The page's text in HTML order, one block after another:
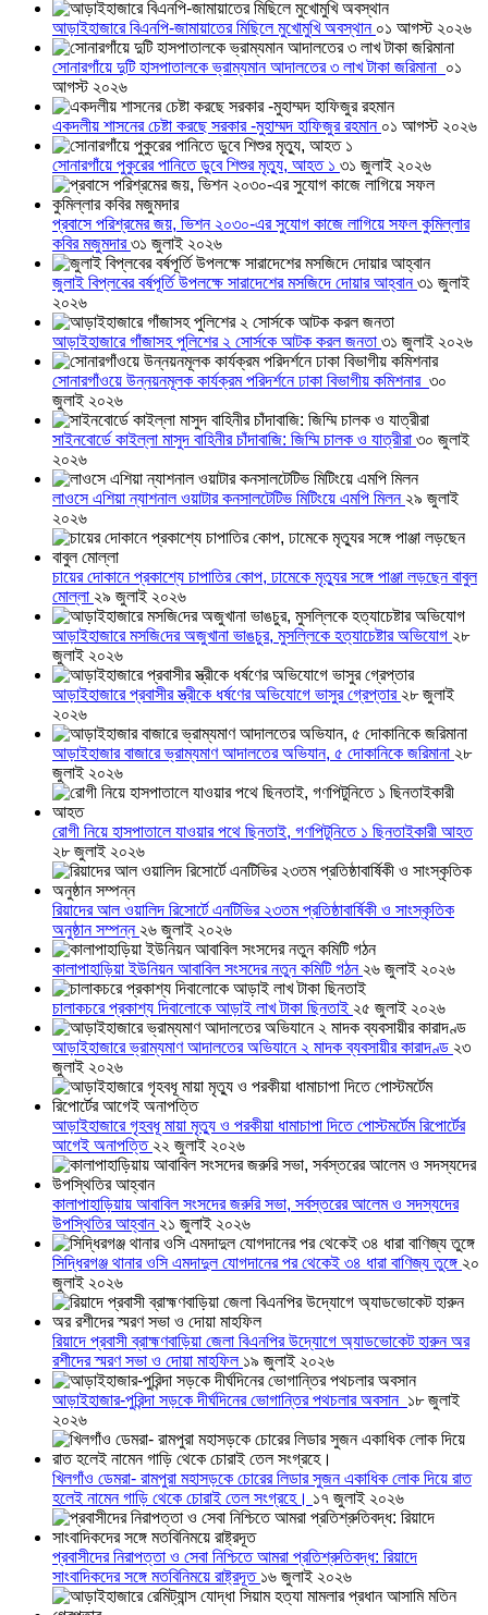
আড়াইহাজারে বিএনপি-জামায়াতের মিছিলে মুখোমুখি অবস্থান ০১ আগস্ট ২০২৬
সোনারগাঁয়ে দুটি হাসপাতালকে ভ্রাম্যমান আদালতের ৩ লাখ টাকা জরিমানা ০১
আগস্ট ২০২৬
একদলীয় শাসনের চেষ্টা করছে সরকার -মুহাম্মদ হাফিজুর রহমান ০১ আগস্ট ২০২৬
সোনারগাঁয়ে পুকুরের পানিতে ডুবে শিশুর মৃত্যু, আহত ১ ৩১ জুলাই ২০২৬
প্রবাসে পরিশ্রমের জয়, ভিশন ২০৩০-এর সুযোগ কাজে লাগিয়ে সফল কুমিল্লার
কবির মজুমদার৩১ জুলাই ২০২৬
জুলাই বিপ্লবের বর্ষপূর্তি উপলক্ষে সারাদেশের মসজিদে দোয়ার আহ্বান৩১ জুলাই
২০২৬
আড়াইহাজারে গাঁজাসহ পুলিশের ২ সোর্সকে আটক করল জনতা ৩১ জুলাই ২০২৬
সোনারগাঁওয়ে উন্নয়নমূলক কার্যক্রম পরিদর্শনে ঢাকা বিভাগীয় কমিশনার ৩০
জুলাই ২০২৬
সাইনবোর্ডে কাইল্লা মাসুদ বাহিনীর চাঁদাবাজি: জিম্মি চালক ও যাত্রীরা ৩০ জুলাই
২০২৬
লাওসে এশিয়া ন্যাশনাল ওয়াটার কনসালটেটিভ মিটিংয়ে এমপি মিলন ২৯ জুলাই
২০২৬
চায়ের দোকানে প্রকাশ্যে চাপাতির কোপ, ঢামেকে মৃত্যুর সঙ্গে পাঞ্জা লড়ছেন বাবুল
মোল্লা ২৯ জুলাই ২০২৬
আড়াইহাজারে মস‌জি‌দের অজুখানা ভাঙচুর, মুসল্লিকে হত্যাচেষ্টার অভিযোগ ২৮
জুলাই ২০২৬
আড়াইহাজারে প্রবাসীর স্ত্রীকে ধর্ষণের অভিযোগে ভাসুর গ্রেপ্তার ২৮ জুলাই
২০২৬
আড়াইহাজার বাজারে ভ্রাম্যমাণ আদালতের অভিযান, ৫ দোকানিকে জরিমানা ২৮
জুলাই ২০২৬
রোগী নিয়ে হাসপাতালে যাওয়ার পথে ছিনতাই, গণপিটুনিতে ১ ছিনতাইকারী আহত
২৮ জুলাই ২০২৬
রিয়াদের আল ওয়ালিদ রিসোর্টে এনটিভির ২৩তম প্রতিষ্ঠাবার্ষিকী ও সাংস্কৃতিক
অনুষ্ঠান সম্পন্ন ২৬ জুলাই ২০২৬
কালাপাহাড়িয়া ইউনিয়ন আবাবিল সংসদের নতুন কমিটি গঠন ২৬ জুলাই ২০২৬
চালাকচরে প্রকাশ্য দিবালোকে আড়াই লাখ টাকা ছিনতাই ২৫ জুলাই ২০২৬
আড়াইহাজারে ভ্রাম্যমাণ আদালতের অভিযানে ২ মাদক ব্যবসায়ীর কারাদণ্ড ২৩
জুলাই ২০২৬
আড়াইহাজারে গৃহবধূ মায়া মৃত্যু ও পরকীয়া ধামাচাপা দিতে পোস্টমর্টেম রিপোর্টের
আগেই অনাপত্তি ২২ জুলাই ২০২৬
কালাপাহাড়িয়ায় আবাবিল সংসদের জরুরি সভা, সর্বস্তরের আলেম ও সদস্যদের
উপস্থিতির আহ্বান ২১ জুলাই ২০২৬
সিদ্ধিরগঞ্জ থানার ওসি এমদাদুল যোগদানের পর থেকেই ৩৪ ধারা বাণিজ্য তুঙ্গে ২০
জুলাই ২০২৬
রিয়াদে প্রবাসী ব্রাহ্মণবাড়িয়া জেলা বিএনপির উদ্যোগে অ্যাডভোকেট হারুন অর
রশীদের স্মরণ সভা ও দোয়া মাহফিল ১৯ জুলাই ২০২৬
আড়াইহাজার-পুরিন্দা সড়কে দীর্ঘদিনের ভোগান্তির পথচলার অবসান ১৮ জুলাই
২০২৬
খিলগাঁও ডেমরা- রামপুরা মহাসড়কে চোরের লিডার সুজন একাধিক লোক দিয়ে রাত
হলেই নামেন গাড়ি থেকে চোরাই তেল সংগ্রহে। ১৭ জুলাই ২০২৬
প্রবাসীদের নিরাপত্তা ও সেবা নিশ্চিতে আমরা প্রতিশ্রুতিবদ্ধ: রিয়াদে
সাংবাদিকদের সঙ্গে মতবিনিময়ে রাষ্ট্রদূত ১৬ জুলাই ২০২৬